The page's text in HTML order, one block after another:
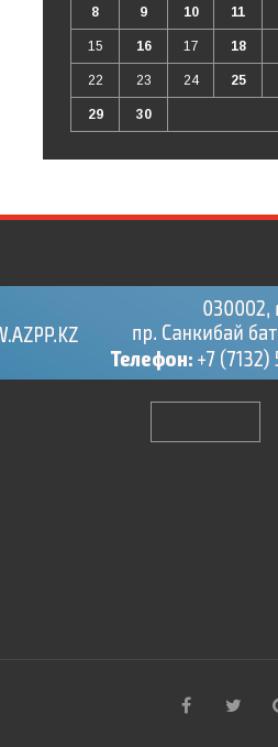
8 9 10 11
15 16 17 18
22 23 24 25
29 30